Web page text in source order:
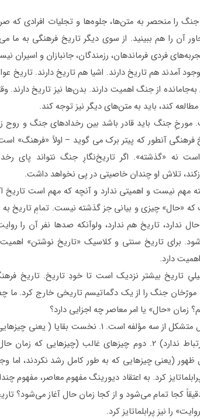
را منحصر به متن‌ها، جلوه‌ها و تجلیات افرادی که
آن را هم ببینید. از سوی دیگر تاریخ فرهنگی به
فردی فرماندهان، رزمندگان، جانبازان و اسیران
آمدند هم تاریخ دارند. اشیا هم تاریخ دارند. تاریخ
از جنگ اهمیت دارند. بدن‌ها نیز تاریخ دارند.
کند، باید به متن‌های دیگر نیز توجه کند.
مورخِ جنگ باید قادر باشد بین رخدادهای جنگ و روح
فرهنگی آنطور که پیتر برک می گوید – اولاً «فرهنگ» است
نه «گذشته». اگر تاریخ‌نگارِ جنگ نتواند پای
تلاش او چندان خاصیتی در پی نخواهد داشت.
مهم نیست و اهمیتی ندارد و آنچه که مهم است تاریخ
«حال» چیزی و بیانی جز گذشته نیست. تمامِ تاریخ به
تاریخ هم ندارد، ولوآنکه صدها نفر آن را
برای تاریخ سنتی و کلاسیک «تاریخ نوشتن» اهمیت
دارد.
تاریخ بیشتر نزدیک است تا خودِ تاریخ. تاریخ
جنگ را از یک دگماتیسم تاریخی خارج کرد. ما
زمان «حال» یا امر معاصر چه اجزایی دارد؟
ریموند ویلیامز می‌گوید زمان حال متشکل از سه مؤلفه است. 1.
ارث رسیده و چندان به آینده ارتباط ندارد) 2. دوم چیزهای غالب
حال ظهور (یعنی چیزهایی که به طور کامل رشد نکردند، اما
کرد. به اعتقاد دیورینگ مفهوم معاصر، مفهوم
کجا تمام می‌شود و از کجا زمان حال آغاز می‌شود؟
را نیز پرابلماتایز کرد.